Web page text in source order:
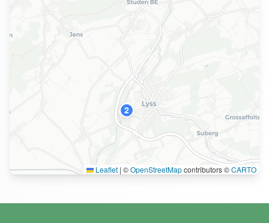
2
Leaflet | ©OpenStreetMapcontributors ©CARTO